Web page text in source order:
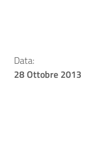
Data:
28 Ottobre 2013